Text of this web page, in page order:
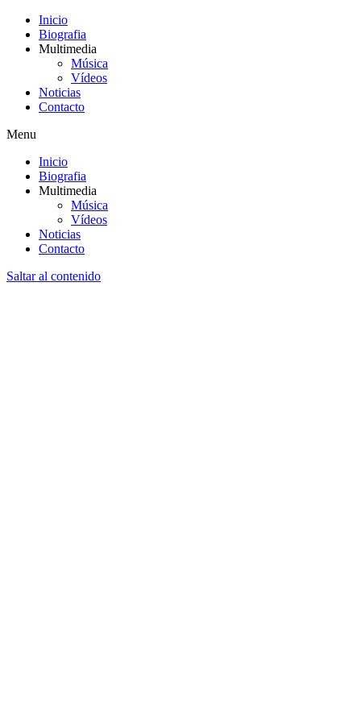
Inicio
Biografia
Multimedia
Música
Vídeos
Noticias
Contacto
Menu
Inicio
Biografia
Multimedia
Música
Vídeos
Noticias
Contacto
Saltar al contenido